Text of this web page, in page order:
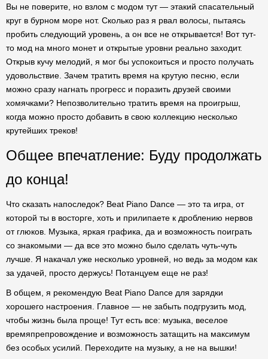
Вы не поверите, но взлом с модом тут — этакий спасательный
круг в бурном море нот. Сколько раз я рвал волосы, пытаясь
пробить следующий уровень, а он все не открывается! Вот тут-
то мод на много монет и открытые уровни реально заходит.
Открыв кучу мелодий, я мог бы успокоиться и просто получать
удовольствие. Зачем тратить время на крутую песню, если
можно сразу нагнать прогресс и поразить друзей своими
хомячками? Непозволительно тратить время на проигрыш,
когда можно просто добавить в свою коллекцию несколько
крутейших треков!
Общее впечатление: Буду продолжать
до конца!
Что сказать напоследок? Beat Piano Dance — это та игра, от
которой ты в восторге, хоть и прилипаете к дроблению нервов
от глюков. Музыка, яркая графика, да и возможность поиграть
со знакомыми — да все это можно было сделать чуть-чуть
лучше. Я накачал уже несколько уровней, но ведь за модом как
за удачей, просто держусь! Потанцуем еще не раз!
В общем, я рекомендую Beat Piano Dance для зарядки
хорошего настроения. Главное — не забыть подгрузить мод,
чтобы жизнь была проще! Тут есть все: музыка, веселое
времяпрепровождение и возможность затащить на максимум
без особых усилий. Переходите на музыку, а не на вышки!